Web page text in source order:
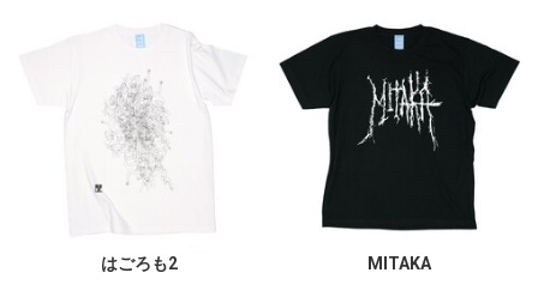
はごろも2 MITAKA